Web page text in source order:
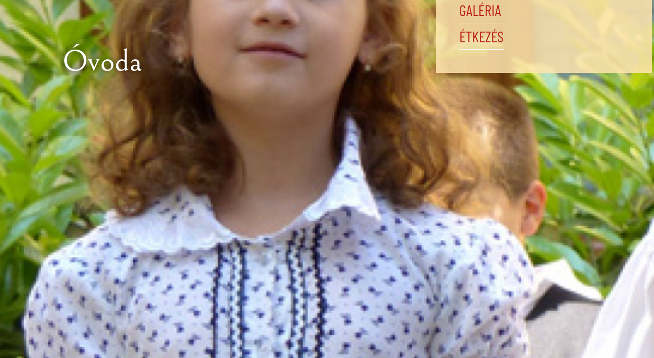
Óvoda
GALÉRIA
ÉTKEZÉS